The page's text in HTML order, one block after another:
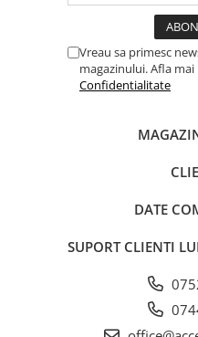
Borne Baterie
Bricheta Auto
Papuci / Conectori Electrici
Sigurante Auto
Vreau sa primesc
magazinului. Afla
Confidentialitate
DATE
SUPORT CLIENTI